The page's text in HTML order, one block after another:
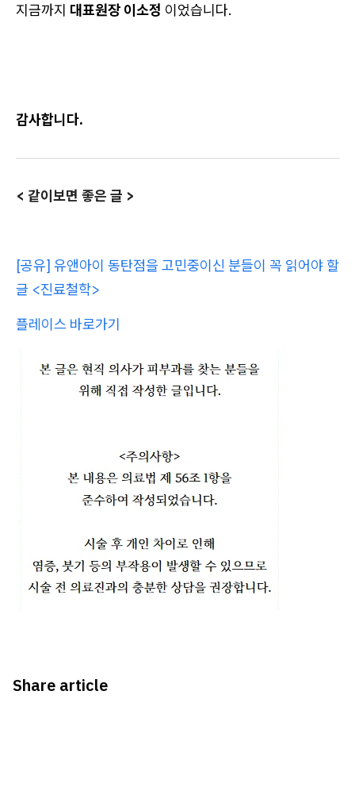
지금까지 대표원장 이소정 이었습니다.
감사합니다.
< 같이보면 좋은 글 >
[공유] 유앤아이 동탄점을 고민중이신 분들이 꼭 읽어야 할
글 <진료철학>
플레이스 바로가기
Share article